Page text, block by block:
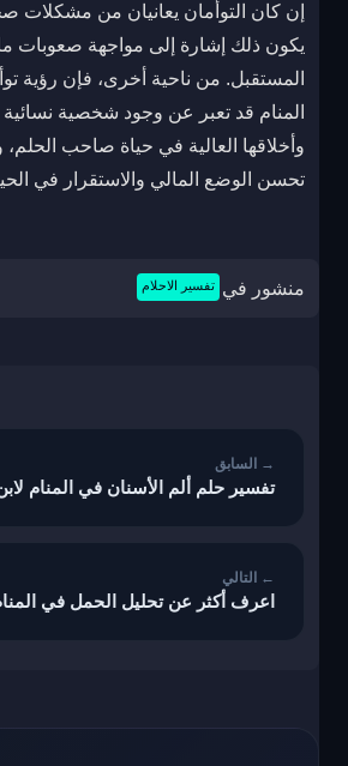
إن كان التوأمان يعانيان من مشكلات
يكون ذلك إشارة إلى مواجهة صعوبات
المستقبل. من ناحية أخرى، فإن رؤية
المنام قد تعبر عن وجود شخصية نسائية
وأخلاقها العالية في حياة صاحب الحلم،
تحسن الوضع المالي والاستقرار في
منشور في تفسير الاحلام
تفسير حلم ألم الأسنان في المنام
اعرف أكثر عن تحليل الحمل في